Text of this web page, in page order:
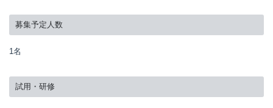
募集予定人数
1名
試用・研修